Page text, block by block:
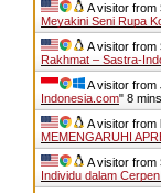
A visitor from
Meyakini Seni Rupa
A visitor from
Rakhmat – Sastra-
A visitor from
Indonesia.com" 8
A visitor from
MEMENGARUHI
A visitor from
Individu dalam